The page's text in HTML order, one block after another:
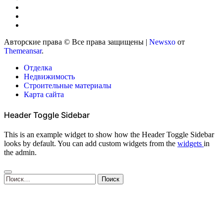
Авторские права © Все права защищены | Newsxo от
Themeansar.
Отделка
Недвижимость
Строительные материалы
Карта сайта
Header Toggle Sidebar
This is an example widget to show how the Header Toggle Sidebar
looks by default. You can add custom widgets from the widgets in
the admin.
Найти: